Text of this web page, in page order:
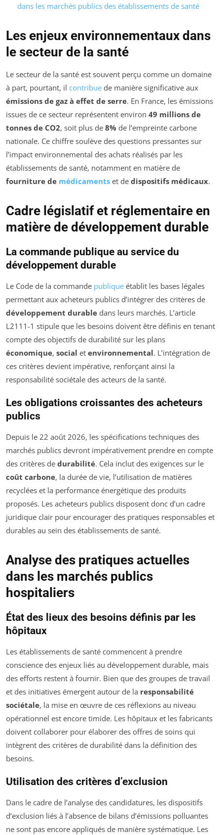
dans les marchés publics des établissements de santé
Les enjeux environnementaux dans
le secteur de la santé
Le secteur de la santé est souvent perçu comme un domaine
à part, pourtant, il contribue de manière significative aux
émissions de gaz à effet de serre. En France, les émissions
issues de ce secteur représentent environ 49 millions de
tonnes de CO2, soit plus de 8% de l’empreinte carbone
nationale. Ce chiffre soulève des questions pressantes sur
l’impact environnemental des achats réalisés par les
établissements de santé, notamment en matière de
fourniture de médicaments et de dispositifs médicaux.
Cadre législatif et réglementaire en
matière de développement durable
La commande publique au service du
développement durable
Le Code de la commande publique établit les bases légales
permettant aux acheteurs publics d’intégrer des critères de
développement durable dans leurs marchés. L’article
L2111-1 stipule que les besoins doivent être définis en tenant
compte des objectifs de durabilité sur les plans
économique, social et environnemental. L’intégration de
ces critères devient impérative, renforçant ainsi la
responsabilité sociétale des acteurs de la santé.
Les obligations croissantes des acheteurs
publics
Depuis le 22 août 2026, les spécifications techniques des
marchés publics devront impérativement prendre en compte
des critères de durabilité. Cela inclut des exigences sur le
coût carbone, la durée de vie, l’utilisation de matières
recyclées et la performance énergétique des produits
proposés. Les acheteurs publics disposent donc d’un cadre
juridique clair pour encourager des pratiques responsables et
durables au sein des établissements de santé.
Analyse des pratiques actuelles
dans les marchés publics
hospitaliers
État des lieux des besoins définis par les
hôpitaux
Les établissements de santé commencent à prendre
conscience des enjeux liés au développement durable, mais
des efforts restent à fournir. Bien que des groupes de travail
et des initiatives émergent autour de la responsabilité
sociétale, la mise en œuvre de ces réflexions au niveau
opérationnel est encore timide. Les hôpitaux et les fabricants
doivent collaborer pour élaborer des offres de soins qui
intègrent des critères de durabilité dans la définition des
besoins.
Utilisation des critères d’exclusion
Dans le cadre de l’analyse des candidatures, les dispositifs
d’exclusion liés à l’absence de bilans d’émissions polluantes
ne sont pas encore appliqués de manière systématique. Les